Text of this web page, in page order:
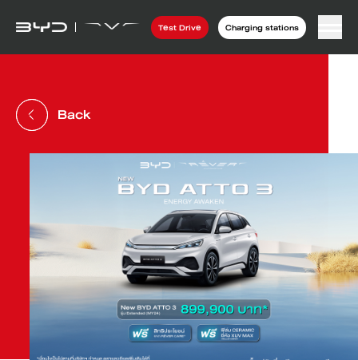
Test Drive Charging stations
Back